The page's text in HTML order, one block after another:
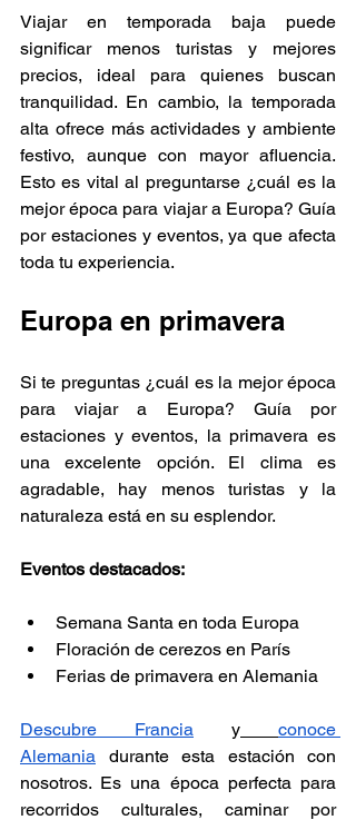
Viajar en temporada baja puede
significar menos turistas y mejores
precios, ideal para quienes buscan
tranquilidad. En cambio, la temporada
alta ofrece más actividades y ambiente
festivo, aunque con mayor afluencia.
Esto es vital al preguntarse ¿cuál es la
mejor época para viajar a Europa? Guía
por estaciones y eventos, ya que afecta
toda tu experiencia.
Europa en primavera
Si te preguntas ¿cuál es la mejor época
para viajar a Europa? Guía por
estaciones y eventos, la primavera es
una excelente opción. El clima es
agradable, hay menos turistas y la
naturaleza está en su esplendor.
Eventos destacados:
Semana Santa en toda Europa
Floración de cerezos en París
Ferias de primavera en Alemania
Descubre Francia y
conoce
Alemania durante esta estación con
nosotros. Es una época perfecta para
recorridos culturales, caminar por